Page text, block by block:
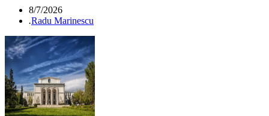
8/7/2026
.Radu Marinescu